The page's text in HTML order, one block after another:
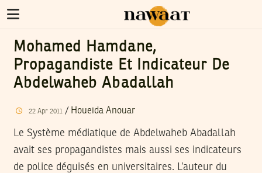
Mohamed Hamdane,
Propagandiste Et Indicateur De
Abdelwaheb Abadallah
22 Apr 2011/ Houeida Anouar
Le Système médiatique de Abdelwaheb Abadallah
avait ses propagandistes mais aussi ses indicateurs
de police déguisés en universitaires. L’auteur du